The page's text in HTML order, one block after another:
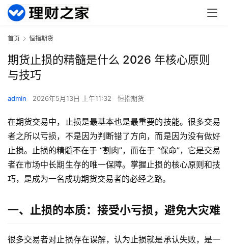
首页 恒指期货
期货止损的精髓是什么 2026 年核心原则
与技巧
admin 2026年5月13日 上午11:32 恒指期货
在期货交易中，止损是最基本也是最重要的技能。很多交易
者之所以亏损，不是因为判断错了方向，而是因为没有做好
止损。止损的精髓不在于 “割肉”，而在于 “保命”，它是交易
者在市场中长期生存的唯一保障。掌握止损的核心原则和技
巧，是成为一名成功期货交易者的必经之路。
一、止损的本质：接受小亏损，避免大灾难
很多交易者对止损存在误解，认为止损就是承认失败，是一